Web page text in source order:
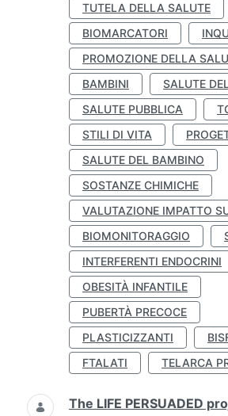
TUTELA DELLA SALUTE
BIOMARCATORI
PROMOZIONE DELLA
BAMBINI
SALUTE
SALUTE PUBBLICA
STILI DI VITA
SALUTE DEL BAMBINO
SOSTANZE CHIMICHE
VALUTAZIONE IMPATTO
BIOMONITORAGGIO
INTERFERENTI ENDOCRINI
OBESITÀ INFANTILE
PUBERTÀ PRECOCE
PLASTICIZZANTI
FTALATI
TELARCA
The LIFE PERSUADED